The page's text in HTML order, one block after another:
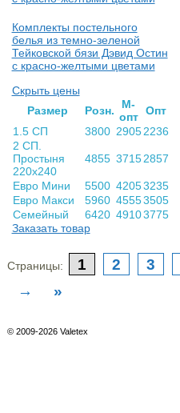
Комплекты постельного
белья из темно-зеленой
Тейковской бязи Дэвид Остин
с красно-желтыми цветами
Скрыть цены
Раз­мер
Розн.
М-
опт Опт
1.5 СП
3800 2905 2236
2 СП.
Простыня
220х240
4855 3715 2857
Евро Мини 5500 42053235
Евро Макси
5960 45553505
Семейный
6420 49103775
Заказать товар
Страницы: 1 2 3
→
»
© 2009-2026 Valetex